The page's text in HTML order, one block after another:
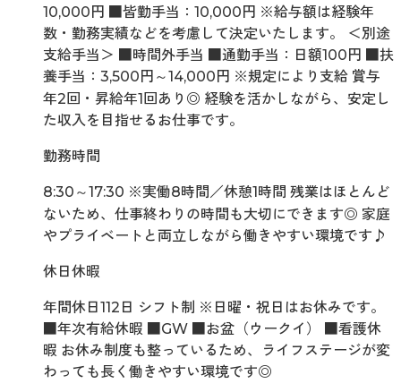
10,000円 ■皆勤手当：10,000円 ※給与額は経験年
数・勤務実績などを考慮して決定いたします。 ＜別途
支給手当＞ ■時間外手当 ■通勤手当：日額100円 ■扶
養手当：3,500円～14,000円 ※規定により支給 賞与
年2回・昇給年1回あり◎ 経験を活かしながら、安定し
た収入を目指せるお仕事です。
勤務時間
8:30～17:30 ※実働8時間／休憩1時間 残業はほとんど
ないため、仕事終わりの時間も大切にできます◎ 家庭
やプライベートと両立しながら働きやすい環境です♪
休日休暇
年間休日112日 シフト制 ※日曜・祝日はお休みです。
■年次有給休暇 ■GW ■お盆（ウークイ） ■看護休
暇 お休み制度も整っているため、ライフステージが変
わっても長く働きやすい環境です◎